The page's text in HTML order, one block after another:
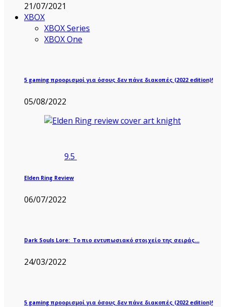
21/07/2021
XBOX
XBOX Series
XBOX One
5 gaming προορισμοί για όσους δεν πάνε διακοπές (2022 edition)!
05/08/2022
9.5
Elden Ring Review
06/07/2022
Dark Souls Lore: Το πιο εντυπωσιακό στοιχείο της σειράς…
24/03/2022
5 gaming προορισμοί για όσους δεν πάνε διακοπές (2022 edition)!